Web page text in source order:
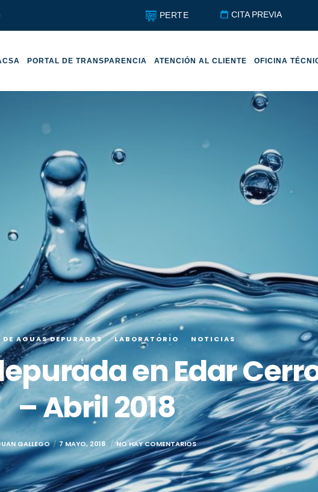
PERTE CITA PREVIA
PORTAL DE TRANSPARENCIA ATENCIÓN AL CLIENTE OFICINA
AGUAS DEPURADAS LABORATORIO NOTICIAS
en Edar
– Abril 2018
GALLEGO 7 MAYO, 2018 NO HAY COMENTARIOS